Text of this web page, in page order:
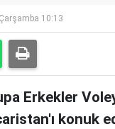
10:13
Erkekler
konuk